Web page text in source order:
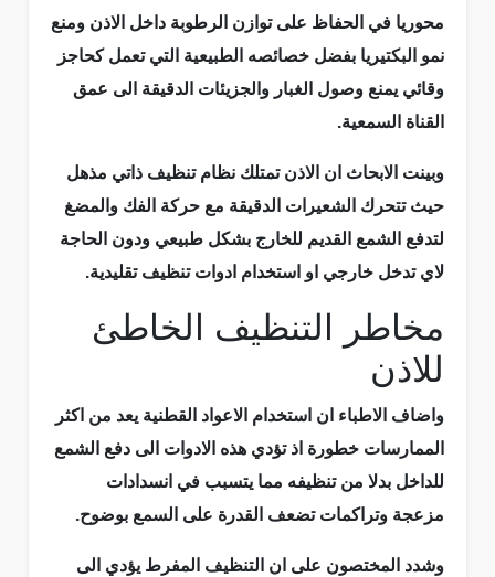
محوريا في الحفاظ على توازن الرطوبة داخل الاذن ومنع
نمو البكتيريا بفضل خصائصه الطبيعية التي تعمل كحاجز
وقائي يمنع وصول الغبار والجزيئات الدقيقة الى عمق
القناة السمعية.
وبينت الابحاث ان الاذن تمتلك نظام تنظيف ذاتي مذهل
حيث تتحرك الشعيرات الدقيقة مع حركة الفك والمضغ
لتدفع الشمع القديم للخارج بشكل طبيعي ودون الحاجة
لاي تدخل خارجي او استخدام ادوات تنظيف تقليدية.
مخاطر التنظيف الخاطئ
للاذن
واضاف الاطباء ان استخدام الاعواد القطنية يعد من اكثر
الممارسات خطورة اذ تؤدي هذه الادوات الى دفع الشمع
للداخل بدلا من تنظيفه مما يتسبب في انسدادات
مزعجة وتراكمات تضعف القدرة على السمع بوضوح.
وشدد المختصون على ان التنظيف المفرط يؤدي الى